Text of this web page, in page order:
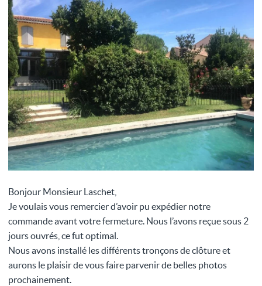
Bonjour Monsieur Laschet,
Je voulais vous remercier d’avoir pu expédier notre
commande avant votre fermeture. Nous l’avons reçue sous 2
jours ouvrés, ce fut optimal.
Nous avons installé les différents tronçons de clôture et
aurons le plaisir de vous faire parvenir de belles photos
prochainement.